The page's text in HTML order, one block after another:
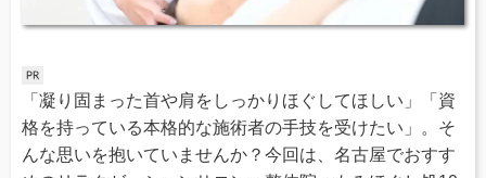
「凝り固まった首や肩をしっかりほぐしてほしい」「資
格を持っている本格的な施術者の手技を受けたい」。そ
んな思いを抱いていませんか？今回は、名古屋でおすす